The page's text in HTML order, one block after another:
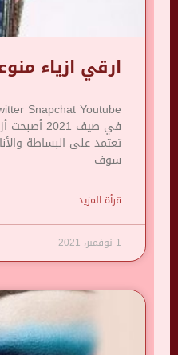
ارقي ازياء
في صيف 2021
تعتمد على البساطة
سوف
قرأة المزيد
1 نوفمبر، 2021